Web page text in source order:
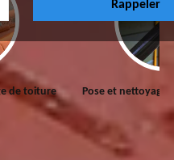
et nettoyage de gouttières 77